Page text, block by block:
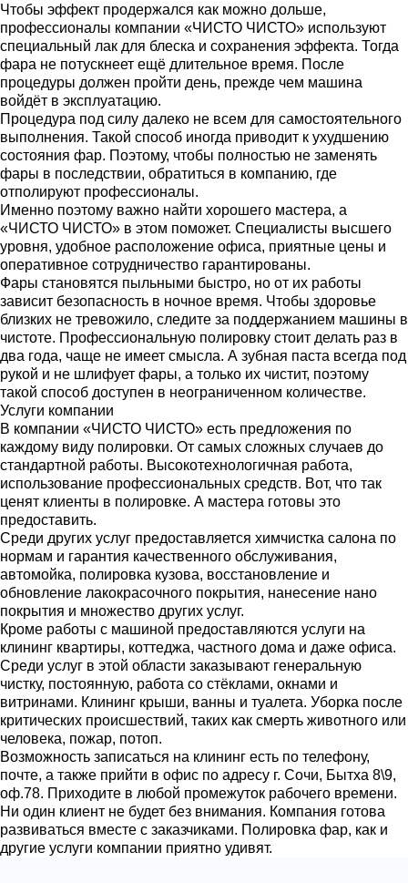
Чтобы эффект продержался как можно дольше,
профессионалы компании «ЧИСТО ЧИСТО» используют
специальный лак для блеска и сохранения эффекта. Тогда
фара не потускнеет ещё длительное время. После
процедуры должен пройти день, прежде чем машина
войдёт в эксплуатацию.
Процедура под силу далеко не всем для самостоятельного
выполнения. Такой способ иногда приводит к ухудшению
состояния фар. Поэтому, чтобы полностью не заменять
фары в последствии, обратиться в компанию, где
отполируют профессионалы.
Именно поэтому важно найти хорошего мастера, а
«ЧИСТО ЧИСТО» в этом поможет. Специалисты высшего
уровня, удобное расположение офиса, приятные цены и
оперативное сотрудничество гарантированы.
Фары становятся пыльными быстро, но от их работы
зависит безопасность в ночное время. Чтобы здоровье
близких не тревожило, следите за поддержанием машины в
чистоте. Профессиональную полировку стоит делать раз в
два года, чаще не имеет смысла. А зубная паста всегда под
рукой и не шлифует фары, а только их чистит, поэтому
такой способ доступен в неограниченном количестве.
Услуги компании
В компании «ЧИСТО ЧИСТО» есть предложения по
каждому виду полировки. От самых сложных случаев до
стандартной работы. Высокотехнологичная работа,
использование профессиональных средств. Вот, что так
ценят клиенты в полировке. А мастера готовы это
предоставить.
Среди других услуг предоставляется химчистка салона по
нормам и гарантия качественного обслуживания,
автомойка, полировка кузова, восстановление и
обновление лакокрасочного покрытия, нанесение нано
покрытия и множество других услуг.
Кроме работы с машиной предоставляются услуги на
клининг квартиры, коттеджа, частного дома и даже офиса.
Среди услуг в этой области заказывают генеральную
чистку, постоянную, работа со стёклами, окнами и
витринами. Клининг крыши, ванны и туалета. Уборка после
критических происшествий, таких как смерть животного или
человека, пожар, потоп.
Возможность записаться на клининг есть по телефону,
почте, а также прийти в офис по адресу г. Сочи, Бытха 8\9,
оф.78. Приходите в любой промежуток рабочего времени.
Ни один клиент не будет без внимания. Компания готова
развиваться вместе с заказчиками. Полировка фар, как и
другие услуги компании приятно удивят.